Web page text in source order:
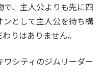
、主人公よりも先に四
として主人公を待ち構
りはありません。
ワシティのジムリーダー